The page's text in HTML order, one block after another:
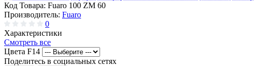
Код Товара: Fuaro 100 ZM 60
Производитель: Fuaro
0
Характеристики
Смотреть все
Цвета F14
Поделитесь в социальных сетях